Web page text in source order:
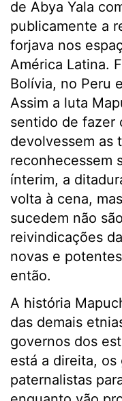
de Abya Yala
publicamente a
forjava nos
América Latina.
Bolívia, no Peru
Assim a luta
sentido de fazer
devolvessem as
reconhecessem
ínterim, a
volta à cena,
sucedem não
reivindicações
novas e
então.
A história
das demais
governos dos
está a direita,
paternalistas